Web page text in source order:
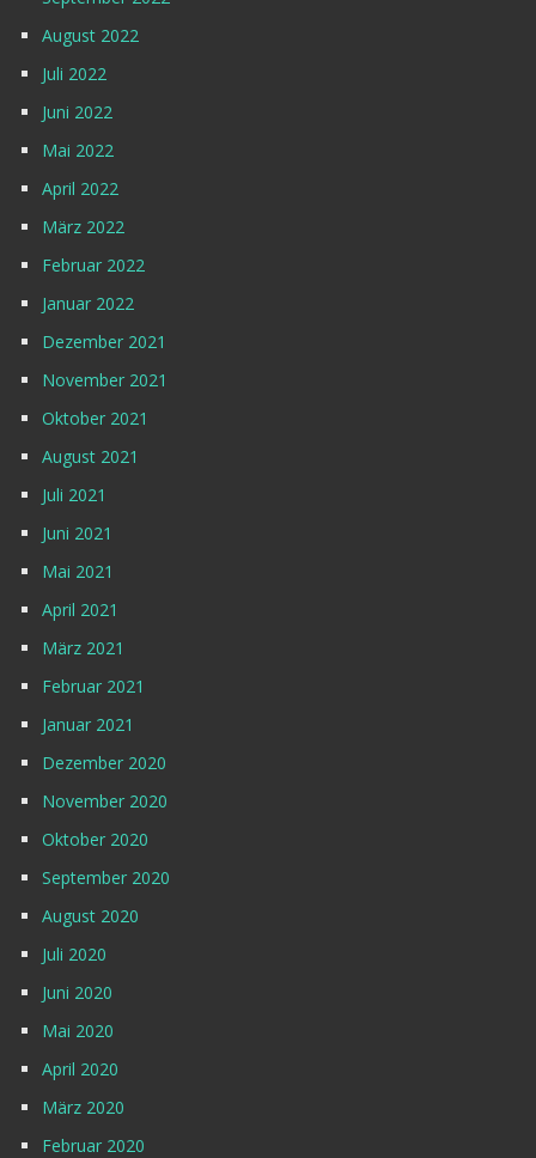
August 2022
Juli 2022
Juni 2022
Mai 2022
April 2022
März 2022
Februar 2022
Januar 2022
Dezember 2021
November 2021
Oktober 2021
August 2021
Juli 2021
Juni 2021
Mai 2021
April 2021
März 2021
Februar 2021
Januar 2021
Dezember 2020
November 2020
Oktober 2020
September 2020
August 2020
Juli 2020
Juni 2020
Mai 2020
April 2020
März 2020
Februar 2020